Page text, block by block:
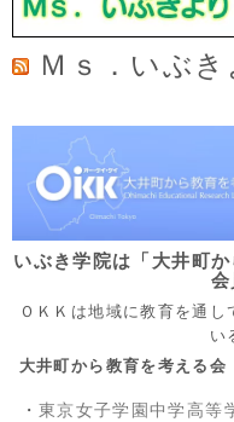
Ｍｓ．いぶき
いぶき学院は「大井町
会
ＯＫＫは地域に教育を通
い
大井町から教育を考える
・ 東京女子学園中学高等